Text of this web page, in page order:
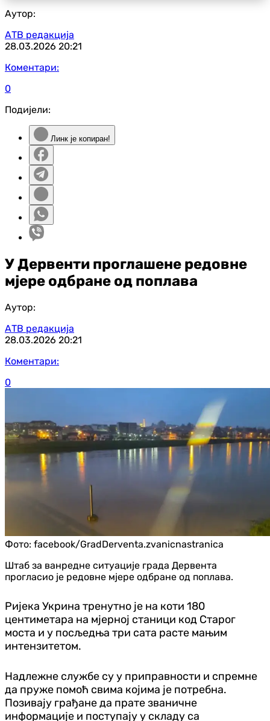
Аутор:
АТВ редакција
28.03.2026 20:21
Коментари:
0
Подијели:
Линк је копиран!
У Дервенти проглашене редовне
мјере одбране од поплава
Аутор:
АТВ редакција
28.03.2026 20:21
Коментари:
0
Фото: facebook/GradDerventa.zvanicnastranica
Штаб за ванредне ситуације града Дервента
прогласио је редовне мјере одбране од поплава.
Ријека Укрина тренутно је на коти 180
центиметара на мјерној станици код Старог
моста и у посљедња три сата расте мањим
интензитетом.
Надлежне службе су у приправности и спремне
да пруже помоћ свима којима је потребна.
Позивају грађане да прате званичне
информације и поступају у складу са